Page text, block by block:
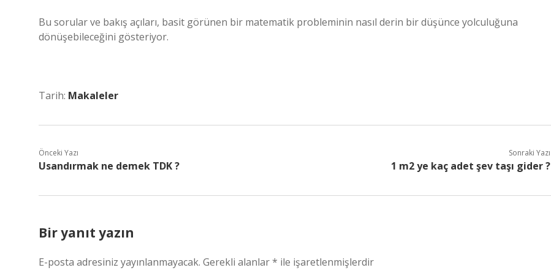
Bu sorular ve bakış açıları, basit görünen bir matematik probleminin nasıl derin bir düşünce yolculuğuna
dönüşebileceğini gösteriyor.
Tarih: Makaleler
Önceki Yazı
Usandırmak ne demek TDK ?
Sonraki Yazı
1 m2 ye kaç adet şev taşı gider ?
Bir yanıt yazın
E-posta adresiniz yayınlanmayacak. Gerekli alanlar* ile işaretlenmişlerdir